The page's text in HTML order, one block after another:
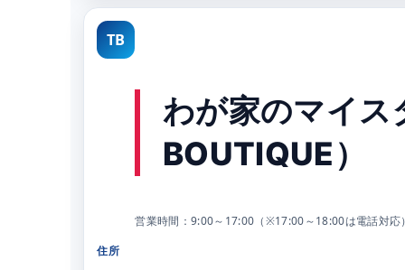
TB
わが家のマイス
BOUTIQUE）
営業時間：9:00～17:00（※17:00～18:00は電話対応
住所